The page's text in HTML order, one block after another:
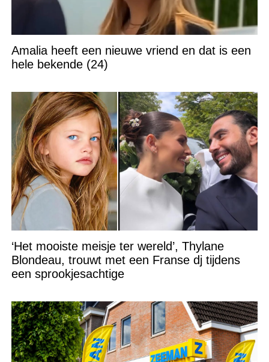
Amalia heeft een nieuwe vriend en dat is een
hele bekende (24)
‘Het mooiste meisje ter wereld’, Thylane
Blondeau, trouwt met een Franse dj tijdens
een sprookjesachtige